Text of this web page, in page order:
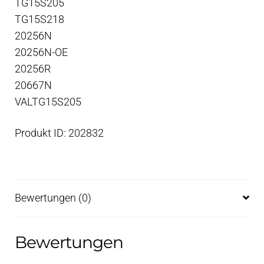
TG15S205
TG15S218
20256N
20256N-OE
20256R
20667N
VALTG15S205
Produkt ID: 202832
Bewertungen (0)
Bewertungen